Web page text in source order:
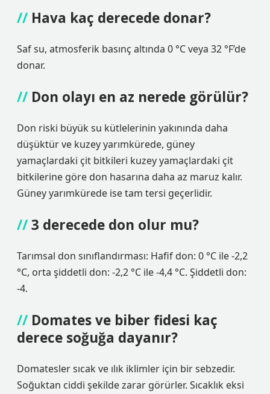
Hava kaç derecede donar?
Saf su, atmosferik basınç altında 0 °C veya 32 °F’de
donar.
Don olayı en az nerede görülür?
Don riski büyük su kütlelerinin yakınında daha
düşüktür ve kuzey yarımkürede, güney
yamaçlardaki çit bitkileri kuzey yamaçlardaki çit
bitkilerine göre don hasarına daha az maruz kalır.
Güney yarımkürede ise tam tersi geçerlidir.
3 derecede don olur mu?
Tarımsal don sınıflandırması: Hafif don: 0 °C ile -2,2
°C, orta şiddetli don: -2,2 °C ile -4,4 °C. Şiddetli don:
-4.
Domates ve biber fidesi kaç
derece soğuğa dayanır?
Domatesler sıcak ve ılık iklimler için bir sebzedir.
Soğuktan ciddi şekilde zarar görürler. Sıcaklık eksi